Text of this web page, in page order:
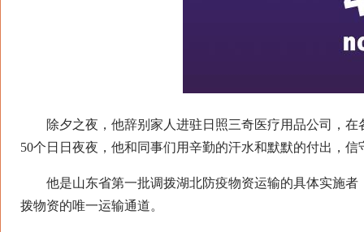
除夕之夜，他辞别家人进驻日照三奇医疗用品公司，在
50个日日夜夜，他和同事们用辛勤的汗水和默默的付出，
他是山东省第一批调拨湖北防疫物资运输的具体实施者
拨物资的唯一运输通道。